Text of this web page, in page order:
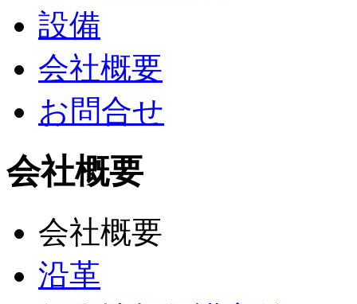
設備
会社概要
お問合せ
会社概要
会社概要
沿革